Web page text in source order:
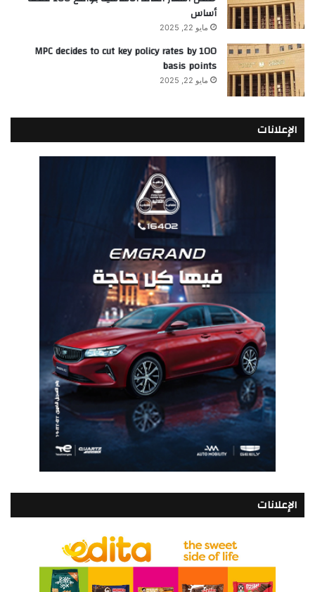
أساس
مايو 22, 2025
MPC decides to cut key policy rates by 100
basis points
مايو 22, 2025
الإعلانات
الإعلانات